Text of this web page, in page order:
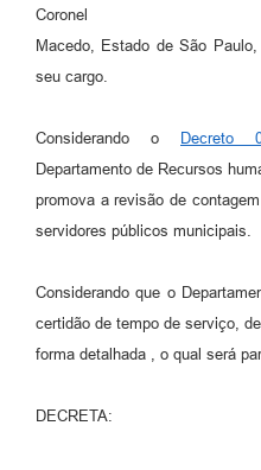
Coronel
Macedo, Estado de São
seu cargo.
Considerando o Decreto
Departamento de Recursos
promova a revisão de
servidores públicos municipais.
Considerando que o
certidão de tempo de serviço, de
forma detalhada , o qual será
DECRETA: